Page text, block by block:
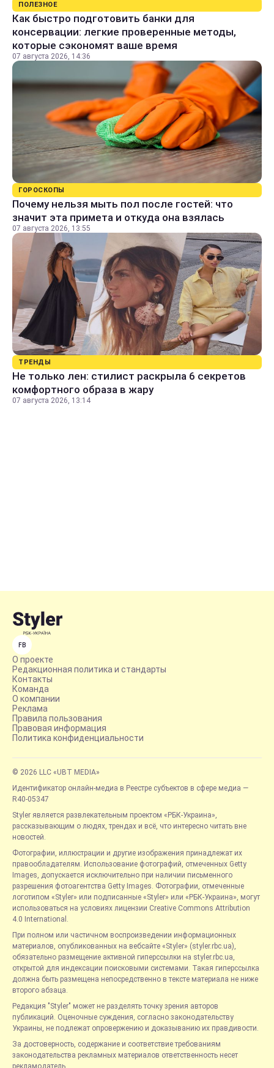
ПОЛЕЗНОЕ
Как быстро подготовить банки для
консервации: легкие проверенные методы,
которые сэкономят ваше время
07 августа 2026, 14:36
ГОРОСКОПЫ
Почему нельзя мыть пол после гостей: что
значит эта примета и откуда она взялась
07 августа 2026, 13:55
ТРЕНДЫ
Не только лен: стилист раскрыла 6 секретов
комфортного образа в жару
07 августа 2026, 13:14
FB
О проекте
Редакционная политика и стандарты
Контакты
Команда
О компании
Реклама
Правила пользования
Правовая информация
Политика конфиденциальности
© 2026 LLC «UBT MEDIA»
Идентификатор онлайн-медиа в Реестре субъектов в сфере медиа —
R40-05347
Styler является развлекательным проектом «РБК-Украина»,
рассказывающим о людях, трендах и всё, что интересно читать вне
новостей.
Фотографии, иллюстрации и другие изображения принадлежат их
правообладателям. Использование фотографий, отмеченных Getty
Images, допускается исключительно при наличии письменного
разрешения фотоагентства Getty Images. Фотографии, отмеченные
логотипом «Styler» или подписанные «Styler» или «РБК-Украина», могут
использоваться на условиях лицензии Creative Commons Attribution
4.0 International.
При полном или частичном воспроизведении информационных
материалов, опубликованных на вебсайте «Styler» (styler.rbc.ua),
обязательно размещение активной гиперссылки на styler.rbc.ua,
открытой для индексации поисковыми системами. Такая гиперссылка
должна быть размещена непосредственно в тексте материала не ниже
второго абзаца.
Редакция "Styler" может не разделять точку зрения авторов
публикаций. Оценочные суждения, согласно законодательству
Украины, не подлежат опровержению и доказыванию их правдивости.
За достоверность, содержание и соответствие требованиям
законодательства рекламных материалов ответственность несет